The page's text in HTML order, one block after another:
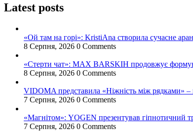
Latest posts
«Ой там на горі»: KristiAna створила сучасне
8 Серпня, 2026 0 Comments
«Стерти чат»: MAX BARSKIH продовжує
8 Серпня, 2026 0 Comments
VIDOMA представила «Ніжність між рядками» –
7 Серпня, 2026 0 Comments
«Магнітом»: YOGEN презентував гіпнотичний
7 Серпня, 2026 0 Comments